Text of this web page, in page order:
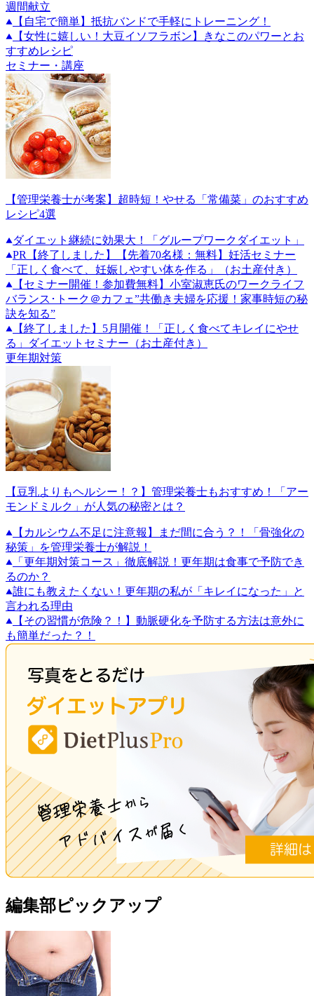
週間献立
【自宅で簡単】抵抗バンドで手軽にトレーニング！
【女性に嬉しい！大豆イソフラボン】きなこのパワーとお
すすめレシピ
セミナー・講座
【管理栄養士が考案】超時短！やせる「常備菜」のおすすめ
レシピ4選
ダイエット継続に効果大！「グループワークダイエット」
PR
【終了しました】【先着70名様：無料】妊活セミナー
「正しく食べて、妊娠しやすい体を作る」（お土産付き）
【セミナー開催！参加費無料】小室淑恵氏のワークライフ
バランス･トーク＠カフェ”共働き夫婦を応援！家事時短の秘
訣を知る”
【終了しました】5月開催！「正しく食べてキレイにやせ
る」ダイエットセミナー（お土産付き）
更年期対策
【豆乳よりもヘルシー！？】管理栄養士もおすすめ！「アー
モンドミルク」が人気の秘密とは？
【カルシウム不足に注意報】まだ間に合う？！「骨強化の
秘策」を管理栄養士が解説！
「更年期対策コース」徹底解説！更年期は食事で予防でき
るのか？
誰にも教えたくない！更年期の私が「キレイになった」と
言われる理由
【その習慣が危険？！】動脈硬化を予防する方法は意外に
も簡単だった？！
編集部ピックアップ